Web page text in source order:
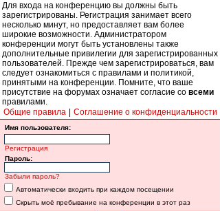
Для входа на конференцию вы должны быть
зарегистрированы. Регистрация занимает всего
несколько минут, но предоставляет вам более
широкие возможности. Администратором
конференции могут быть установлены также
дополнительные привилегии для зарегистрированных
пользователей. Прежде чем зарегистрироваться, вам
следует ознакомиться с правилами и политикой,
принятыми на конференции. Помните, что ваше
присутствие на форумах означает согласие со всеми
правилами.
Общие правила
Соглашение о конфиденциальности
Имя пользователя:
Регистрация
Пароль:
Забыли пароль?
Автоматически входить при каждом посещении
Скрыть моё пребывание на конференции в этот раз